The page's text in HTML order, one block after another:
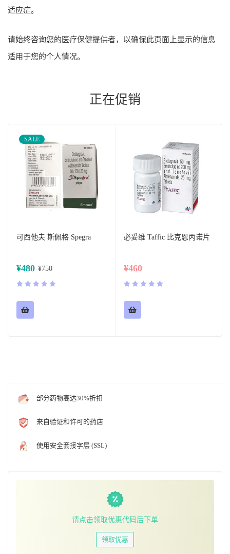
适应症。
请始终咨询您的医疗保健提供者，以确保此页面上显示的信息
适用于您的个人情况。
正在促销
SALE
可西他夫 斯佩格 Spegra
¥750
¥480
&sol; 5
必妥维 Taffic 比克恩丙诺片
¥460
&sol; 5
部分药物高达30%折扣
来自验证和许可的药店
使用安全套接字层 (SSL)
请点击领取优惠代码后下单
领取优惠